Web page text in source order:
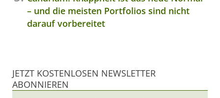
– und die meisten Portfolios sind nicht
darauf vorbereitet
JETZT KOSTENLOSEN NEWSLETTER
ABONNIEREN